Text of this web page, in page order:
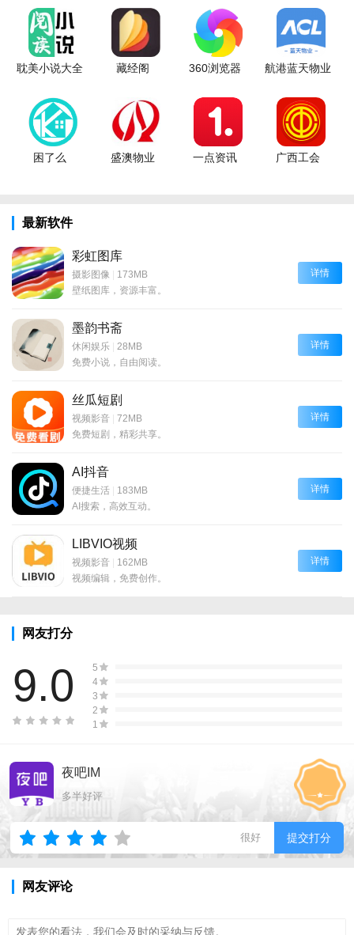
耽美小说大全 藏经阁 360浏览器 航港蓝天物业
困了么 盛澳物业 一点资讯 广西工会
最新软件
彩虹图库
摄影图像 | 173MB
壁纸图库，资源丰富。
详情
墨韵书斋
休闲娱乐 | 28MB
免费小说，自由阅读。
详情
丝瓜短剧
视频影音 | 72MB
免费短剧，精彩共享。
详情
AI抖音
便捷生活 | 183MB
AI搜索，高效互动。
详情
LIBVIO视频
视频影音 | 162MB
视频编辑，免费创作。
详情
网友打分
9.0
5
4
3
2
1
夜吧IM
多半好评
很好 提交打分
网友评论